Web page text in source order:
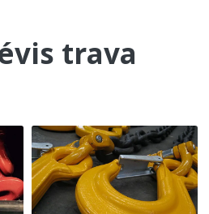
trava